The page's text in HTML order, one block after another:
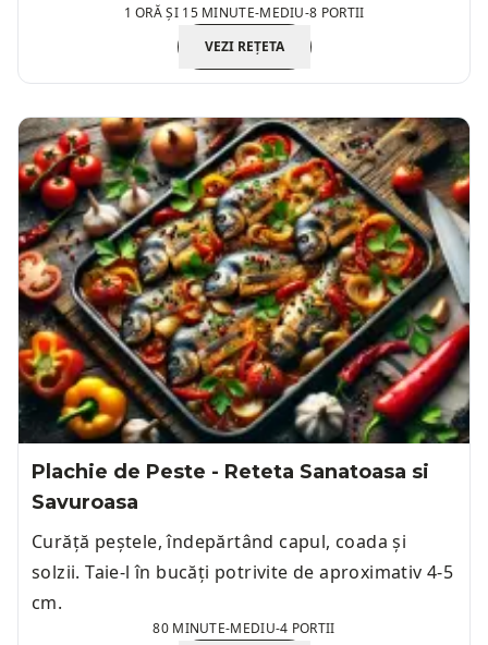
1 ORĂ ȘI 15 MINUTE-MEDIU-8 PORTII
VEZI REȚETA
Plachie de Peste - Reteta Sanatoasa si
Savuroasa
Curăță peștele, îndepărtând capul, coada și
solzii. Taie-l în bucăți potrivite de aproximativ 4-5
cm.
80 MINUTE-MEDIU-4 PORTII